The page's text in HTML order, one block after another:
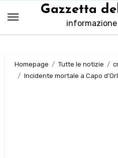
contenuto
Gazzetta
Homepage Tutte le notizie
Incidente mortale a Capo